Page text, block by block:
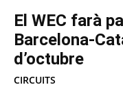
El WEC farà
Barcelona-
d’octubre
CIRCUITS